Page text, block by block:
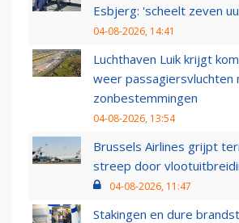
Esbjerg: 'scheelt zeven
04-08-2026, 14:41
Luchthaven Luik krijgt
weer passagiersvluchten
zonbestemmingen
04-08-2026, 13:54
Brussels Airlines grijpt
streep door
04-08-2026, 11:47
Stakingen en dure